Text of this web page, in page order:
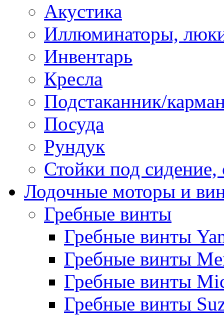
Акустика
Иллюминаторы,
Инвентарь
Кресла
Подстаканник/
Посуда
Рундук
Стойки под
Лодочные моторы и
Гребные винты
Гребные винты
Гребные винты
Гребные винты
Гребные винты